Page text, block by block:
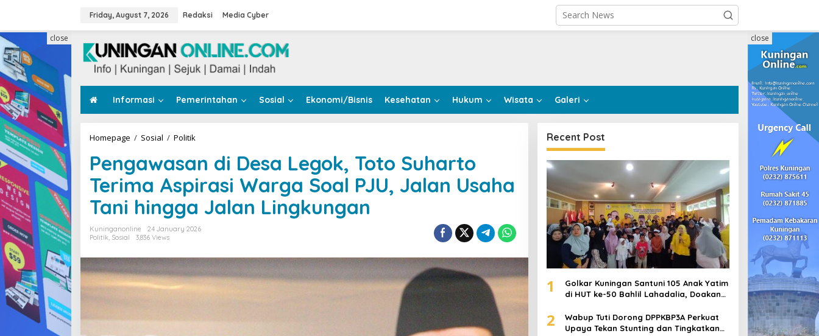
Friday, August 7, 2026 Redaksi Media Cyber
Informasi Pemerintahan Sosial Ekonomi/Bisnis Kesehatan Hukum Wisata Galeri
close close
Homepage / Sosial / Politik
Desa
Legok,
Toto
Suharto
Terima
Aspirasi
Warga
Jalan
Usaha
Tani
hingga
Pengawasan di Desa Legok, Toto Suharto
Terima Aspirasi Warga Soal PJU, Jalan Usaha
Tani hingga Jalan Lingkungan
Kuninganonline
24 January 2026
Politik Sosial 3,836 Views
Recent Post
1
Golkar Kuningan Santuni 105 Anak Yatim
di HUT ke-50 Bahlil Lahadalia, Doakan
2
Wabup Tuti Dorong DPPKBP3A Perkuat
Upaya Tekan Stunting dan Tingkatkan